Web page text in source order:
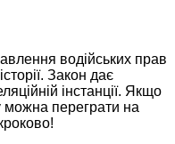
водійських прав
Закон дає
інстанції. Якщо
можна переграти на